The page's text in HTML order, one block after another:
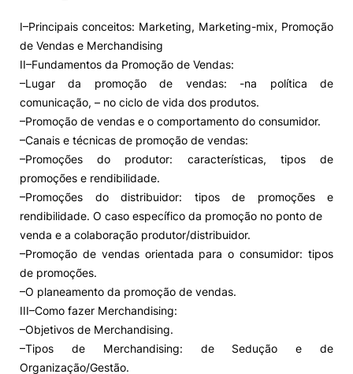
I–Principais conceitos: Marketing, Marketing-mix, Promoção
de Vendas e Merchandising
II–Fundamentos da Promoção de Vendas:
–Lugar da promoção de vendas: -na política de
comunicação, – no ciclo de vida dos produtos.
–Promoção de vendas e o comportamento do consumidor.
–Canais e técnicas de promoção de vendas:
–Promoções do produtor: características, tipos de
promoções e rendibilidade.
–Promoções do distribuidor: tipos de promoções e
rendibilidade. O caso específico da promoção no ponto de
venda e a colaboração produtor/distribuidor.
–Promoção de vendas orientada para o consumidor: tipos
de promoções.
–O planeamento da promoção de vendas.
III–Como fazer Merchandising:
–Objetivos de Merchandising.
–Tipos de Merchandising: de Sedução e de
Organização/Gestão.